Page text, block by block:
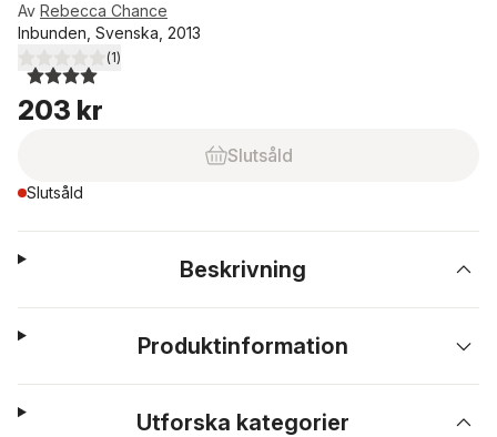
Av Rebecca Chance
Inbunden, Svenska, 2013
4,0utav 5 stjärnor. Totalt antal röster:
(1)
203 kr
Slutsåld
Slutsåld
Beskrivning
Produktinformation
Utforska kategorier